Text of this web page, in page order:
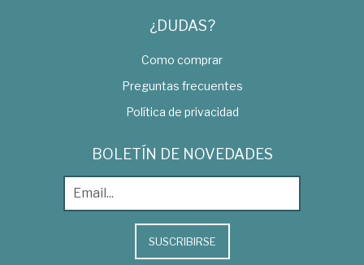
¿DUDAS?
Como comprar
Preguntas frecuentes
Política de privacidad
BOLETÍN DE NOVEDADES
SUSCRIBIRSE